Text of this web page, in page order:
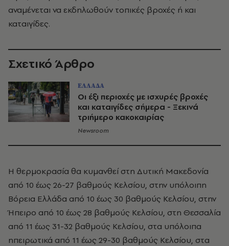
αναμένεται να εκδηλωθούν τοπικές βροχές ή και
καταιγίδες.
Σχετικό Άρθρο
ΕΛΛΑΔΑ
Οι έξι περιοχές με ισχυρές βροχές
και καταιγίδες σήμερα - Ξεκινά
τριήμερο κακοκαιρίας
Newsroom
Η θερμοκρασία θα κυμανθεί στη Δυτική Μακεδονία
από 10 έως 26-27 βαθμούς Κελσίου, στην υπόλοιπη
Βόρεια Ελλάδα από 10 έως 30 βαθμούς Κελσίου, στην
Ήπειρο από 10 έως 28 βαθμούς Κελσίου, στη Θεσσαλία
από 11 έως 31-32 βαθμούς Κελσίου, στα υπόλοιπα
ηπειρωτικά από 11 έως 29-30 βαθμούς Κελσίου, στα